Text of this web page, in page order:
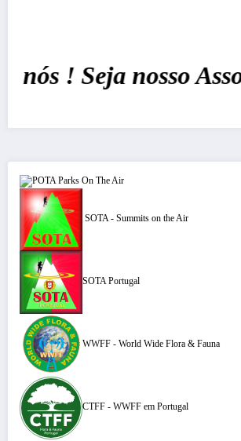
! Seja nosso
POTA Parks On The Air
SOTA - Summits on the Air
SOTA Portugal
WWFF - World Wide Flora & Fauna
CTFF - WWFF em Portugal